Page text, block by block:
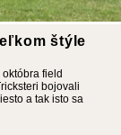
štýle
field
bojovali
a tak isto sa